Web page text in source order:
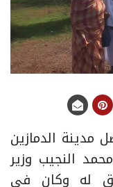
– وصل مدينة الدمازين
النجيب وزير
له وكان في